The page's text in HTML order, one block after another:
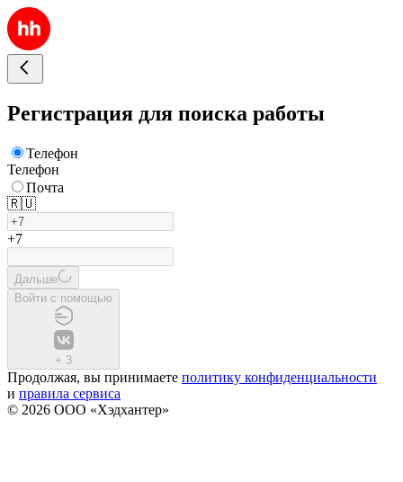
Регистрация для поиска работы
Телефон
Телефон
Почта
🇷🇺
+7
Дальше
Войти с помощью
+ 3
Продолжая, вы принимаете политику конфиденциальности
и правила сервиса
© 2026 ООО «Хэдхантер»